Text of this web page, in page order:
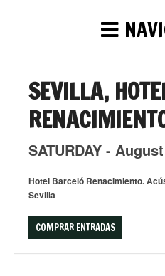
SEVILLA,
SATURDAY - August
Hotel Barceló Renacimiento.
Sevilla
COMPRAR ENTRADAS